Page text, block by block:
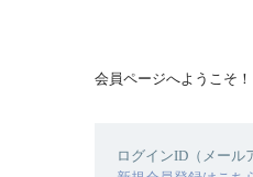
会員ページへようこそ！
ログインID（メール